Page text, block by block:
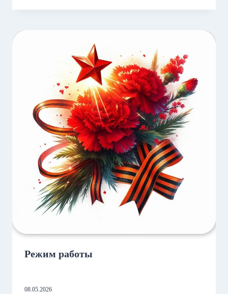
Режим работы
08.05.2026